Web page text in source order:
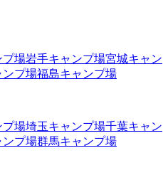
プ場岩手キャンプ場宮城キャン
ンプ場福島キャンプ場
プ場埼玉キャンプ場千葉キャン
ンプ場群馬キャンプ場